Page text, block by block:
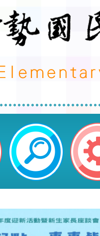
頭減量暨全回